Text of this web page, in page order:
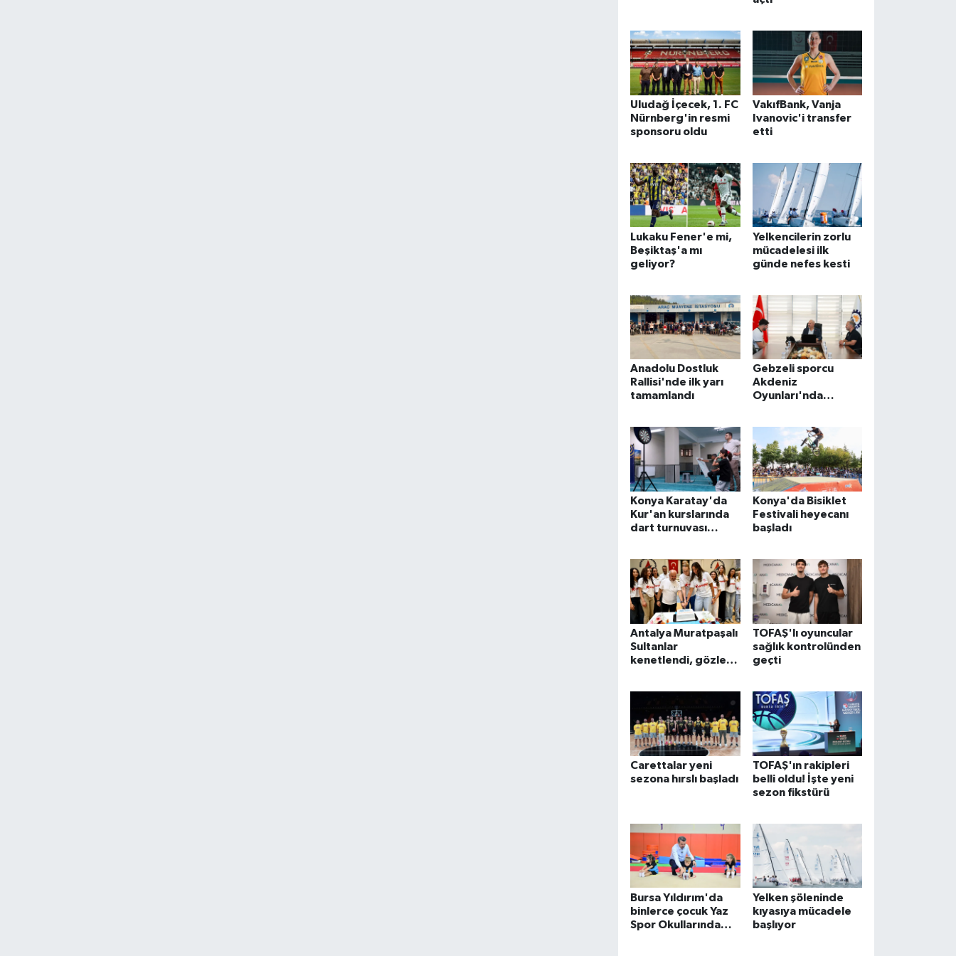
Uludağ İçecek, 1. FC
Nürnberg'in resmi
sponsoru oldu
VakıfBank, Vanja
Ivanovic'i transfer
etti
Lukaku Fener'e mi,
Beşiktaş'a mı
geliyor?
Yelkencilerin zorlu
mücadelesi ilk
günde nefes kesti
Anadolu Dostluk
Rallisi'nde ilk yarı
tamamlandı
Gebzeli sporcu
Akdeniz
Oyunları'nda
Konya Karatay'da
Kur'an kurslarında
dart turnuvası
Konya'da Bisiklet
Festivali heyecanı
başladı
Antalya Muratpaşalı
Sultanlar
kenetlendi, gözler
TOFAŞ'lı oyuncular
sağlık kontrolünden
geçti
Carettalar yeni
sezona hırslı başladı
TOFAŞ'ın rakipleri
belli oldu! İşte yeni
sezon fikstürü
Bursa Yıldırım'da
binlerce çocuk Yaz
Spor Okullarında
Yelken şöleninde
kıyasıya mücadele
başlıyor